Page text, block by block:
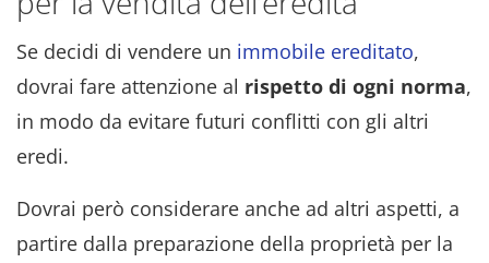
Se decidi di vendere un immobile ereditato,
dovrai fare attenzione al rispetto di ogni norma,
in modo da evitare futuri conflitti con gli altri
eredi.
Dovrai però considerare anche ad altri aspetti, a
partire dalla preparazione della proprietà per la